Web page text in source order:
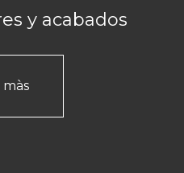
y acabados
màs